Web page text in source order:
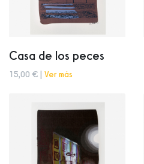
Casa de los peces
15,00 € | Ver más